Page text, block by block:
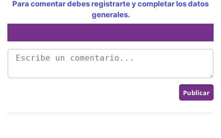
Para comentar debes registrarte y completar los datos
generales.